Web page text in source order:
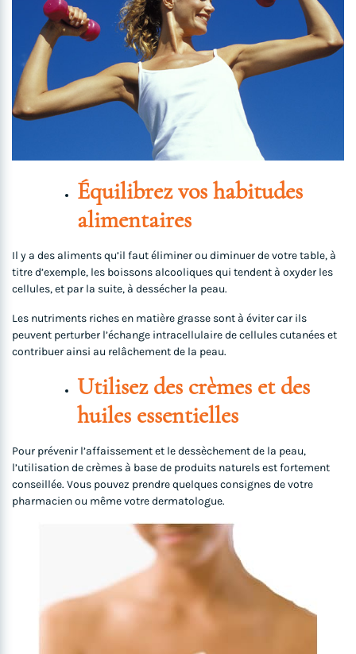
Équilibrez vos habitudes
alimentaires
Il y a des aliments qu’il faut éliminer ou diminuer de votre table, à
titre d’exemple, les boissons alcooliques qui tendent à oxyder les
cellules, et par la suite, à dessécher la peau.
Les nutriments riches en matière grasse sont à éviter car ils
peuvent perturber l’échange intracellulaire de cellules cutanées et
contribuer ainsi au relâchement de la peau.
Utilisez des crèmes et des
huiles essentielles
Pour prévenir l’affaissement et le dessèchement de la peau,
l’utilisation de crèmes à base de produits naturels est fortement
conseillée. Vous pouvez prendre quelques consignes de votre
pharmacien ou même votre dermatologue.